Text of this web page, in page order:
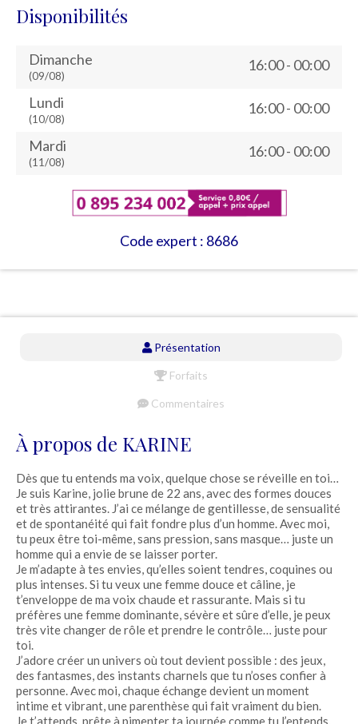
Présentation
Forfaits
Commentaires
À propos de KARINE
Dès que tu entends ma voix, quelque chose se réveille en toi…
Je suis Karine, jolie brune de 22 ans, avec des formes douces
et très attirantes. J’ai ce mélange de gentillesse, de sensualité
et de spontanéité qui fait fondre plus d’un homme. Avec moi,
tu peux être toi-même, sans pression, sans masque… juste un
homme qui a envie de se laisser porter.
Je m’adapte à tes envies, qu’elles soient tendres, coquines ou
plus intenses. Si tu veux une femme douce et câline, je
t’enveloppe de ma voix chaude et rassurante. Mais si tu
préfères une femme dominante, sévère et sûre d’elle, je peux
très vite changer de rôle et prendre le contrôle… juste pour
toi.
J’adore créer un univers où tout devient possible : des jeux,
des fantasmes, des instants charnels que tu n’oses confier à
personne. Avec moi, chaque échange devient un moment
intime et vibrant, une parenthèse qui fait vraiment du bien.
Je t’attends, prête à pimenter ta journée comme tu l’entends.
Disponibilités
Dimanche
(09/08)
16:00 - 00:00
Lundi
(10/08)
16:00 - 00:00
Mardi
(11/08)
16:00 - 00:00
Code expert : 8686